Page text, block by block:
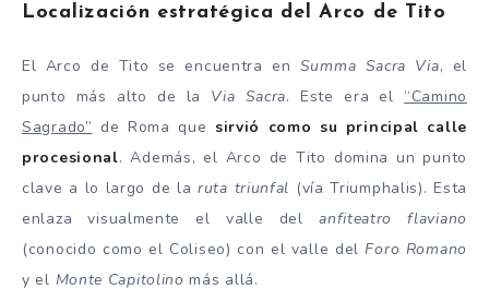
Localización estratégica del Arco de Tito
El Arco de Tito se encuentra en Summa Sacra Via, el
punto más alto de la Via Sacra. Este era el “Camino
Sagrado” de Roma que sirvió como su principal calle
procesional. Además, el Arco de Tito domina un punto
clave a lo largo de laruta triunfal (vía Triumphalis). Esta
enlaza visualmente el valle delanfiteatro flaviano
(conocido como el Coliseo) con el valle delForo Romano
y el Monte Capitolino más allá.